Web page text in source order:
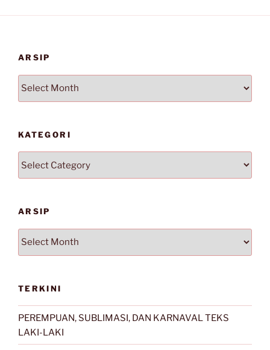
ARSIP
Arsip
KATEGORI
ARSIP
Arsip
TERKINI
PEREMPUAN, SUBLIMASI, DAN KARNAVAL TEKS
LAKI-LAKI